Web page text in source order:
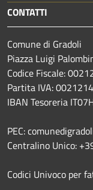
CONTATTI
Comune di Gradoli
Piazza Luigi
Codice Fiscale:
Partita IVA:
IBAN Tesoreria
PEC:
Centralino Unico:
Codici Univoco per